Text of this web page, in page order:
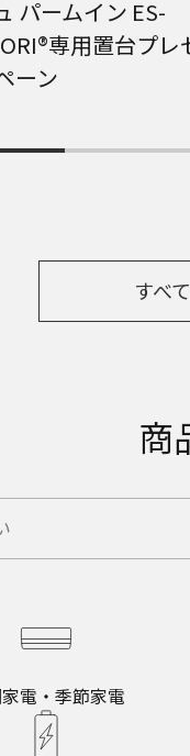
パームイン ES-
専用置台プレ
ーン
すべ
商
電・季節家電